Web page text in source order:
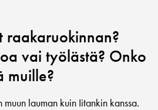
raakaruokinnan?
vai työlästä? Onko
muille?
lauman kuin Iitankin kanssa.